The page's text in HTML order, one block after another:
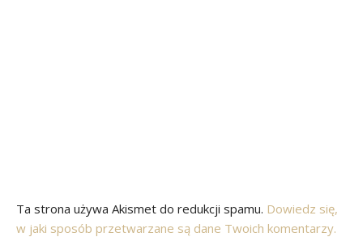
Ta strona używa Akismet do redukcji spamu. Dowiedz się,
w jaki sposób przetwarzane są dane Twoich komentarzy.